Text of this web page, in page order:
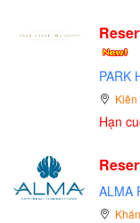
PARK
Kiên
Hạn
ALMA